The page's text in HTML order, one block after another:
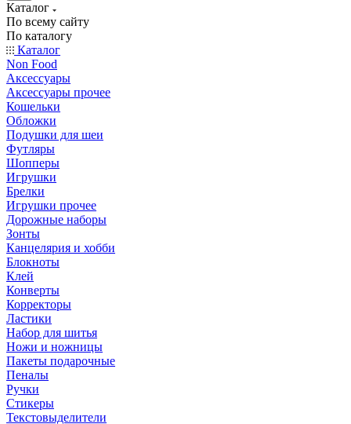
Каталог
По всему сайту
По каталогу
Каталог
Non Food
Аксессуары
Аксессуары прочее
Кошельки
Обложки
Подушки для шеи
Футляры
Шопперы
Игрушки
Брелки
Игрушки прочее
Дорожные наборы
Зонты
Канцелярия и хобби
Блокноты
Клей
Конверты
Корректоры
Ластики
Набор для шитья
Ножи и ножницы
Пакеты подарочные
Пеналы
Ручки
Стикеры
Текстовыделители